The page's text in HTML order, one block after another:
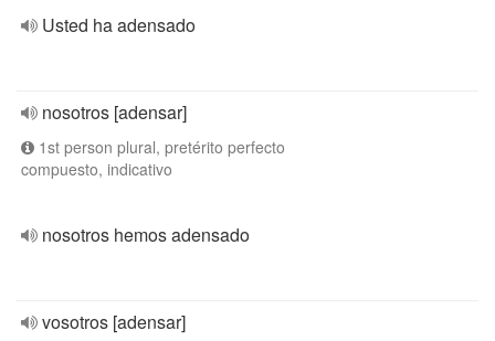
Usted ha adensado
nosotros [adensar]
1st person plural, pretérito perfecto
compuesto, indicativo
nosotros hemos adensado
vosotros [adensar]